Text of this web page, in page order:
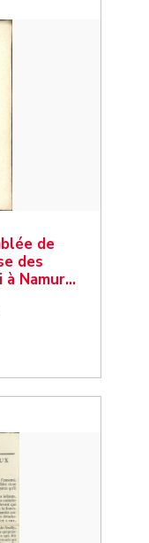
de
des
à Namur…